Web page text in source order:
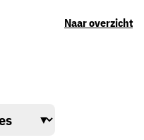
Naar overzicht